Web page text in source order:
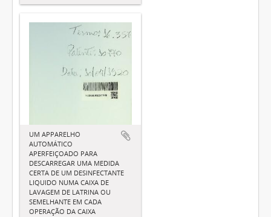
UM APPARELHO
AUTOMÁTICO
APERFEIÇOADO PARA
DESCARREGAR UMA MEDIDA
CERTA DE UM DESINFECTANTE
LIQUIDO NUMA CAIXA DE
LAVAGEM DE LATRINA OU
SEMELHANTE EM CADA
OPERAÇÃO DA CAIXA